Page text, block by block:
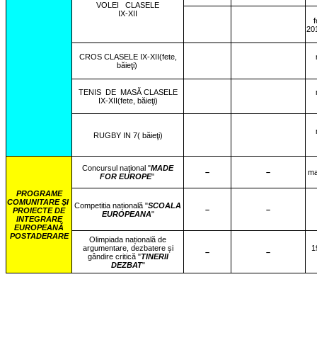
VOLEI
CLASELE
IX-XII
CROS CLASELE IX-XII(fete,
băieţi)
TENIS DE MASĂ CLASELE
IX-XII(fete, băieţi)
RUGBY IN 7( băieţi)
PROGRAME
COMUNITARE ŞI
PROIECTE DE
INTEGRARE
EUROPEANĂ
POSTADERARE
Concursul naţional "MADE
FOR EUROPE" – –
Competitia națională "SCOALA
EUROPEANA" – –
Olimpiada națională de
argumentare, dezbatere și
gândire critică "TINERII
DEZBAT"
– –